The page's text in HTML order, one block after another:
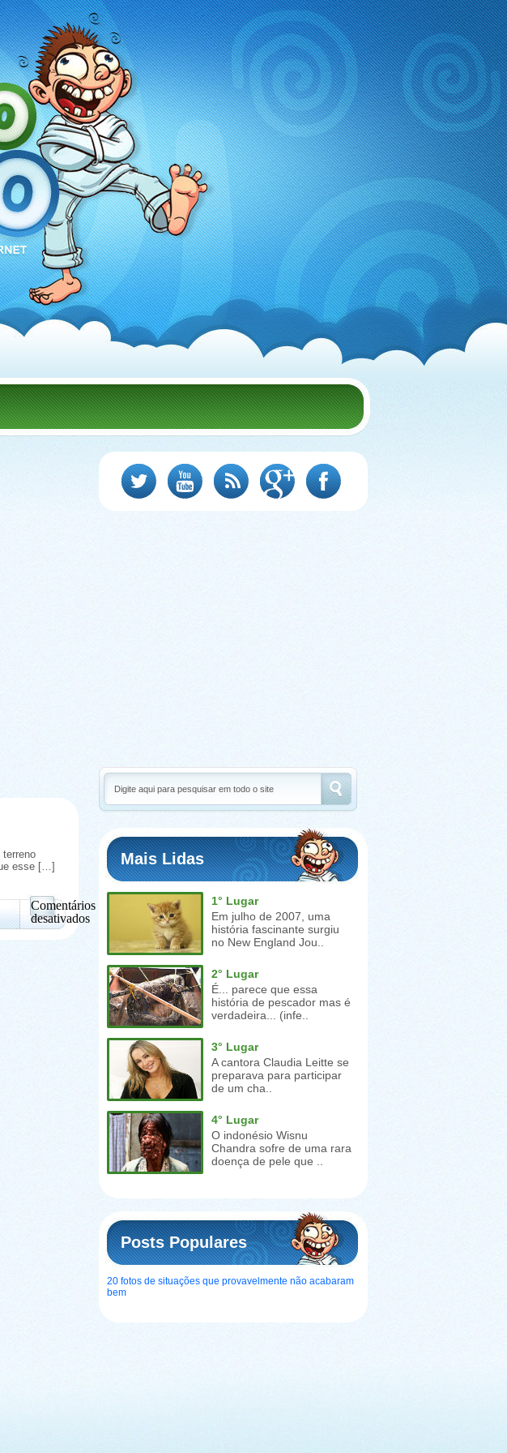
esse […]
Comentários
desativados
em
Mais Lidas
1° Lugar
Em julho de 2007, uma
história fascinante surgiu
no New England Jou..
2° Lugar
É... parece que essa
história de pescador mas é
verdadeira... (infe..
3° Lugar
A cantora Claudia Leitte se
preparava para participar
de um cha..
4° Lugar
O indonésio Wisnu
Chandra sofre de uma rara
doença de pele que ..
Posts Populares
20 fotos de situações que provavelmente não acabaram
bem